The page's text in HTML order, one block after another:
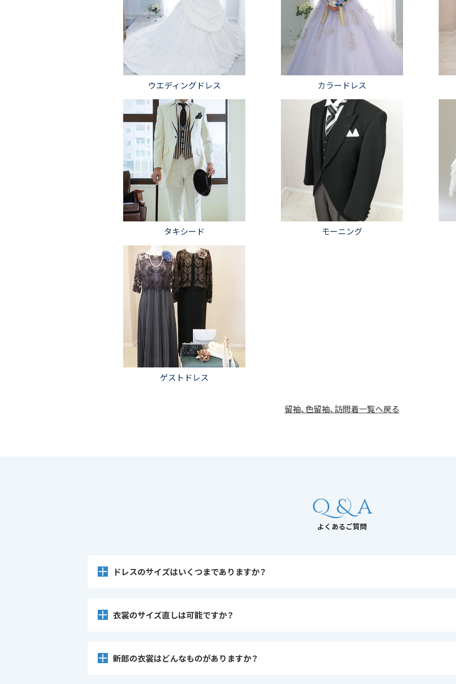
ウエディングドレス カラードレス
タキシード モーニング
ゲストドレス
留袖、色留袖、訪問着一覧へ戻る
Q & a
よくあるご質問
ドレスのサイズはいくつまでありますか？
衣裳のサイズ直しは可能ですか？
新郎の衣裳はどんなものがありますか？